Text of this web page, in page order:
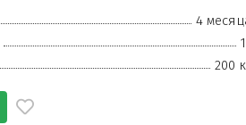
4
200